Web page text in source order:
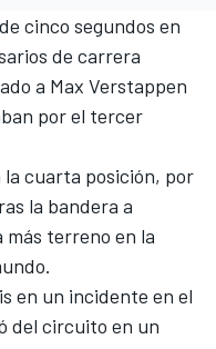
cinco segundos en
de carrera
a Max Verstappen
por el tercer
la cuarta posición, por
la bandera a
terreno en la
en un incidente en el
del circuito en un